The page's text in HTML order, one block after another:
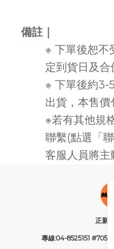
備註｜
※ 下單後恕不
定到貨日及
※ 下單後約3-
出貨，本售
※若有其他規
聯繫(點選「
客服人員將主
正新
專線:04-8525151 #705 (